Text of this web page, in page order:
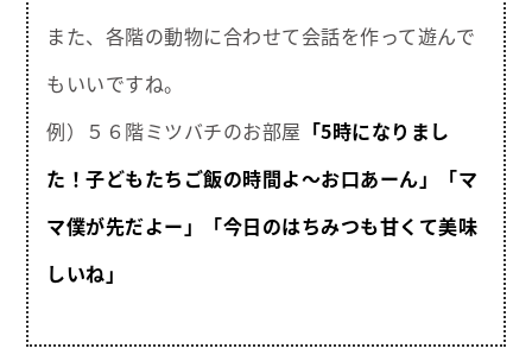
また、各階の動物に合わせて会話を作って遊んで
もいいですね。
例）５６階ミツバチのお部屋 「5時になりまし
た！子どもたちご飯の時間よ～お口あーん」
「マ
マ僕が先だよー」
「今日のはちみつも甘くて美味
しいね」